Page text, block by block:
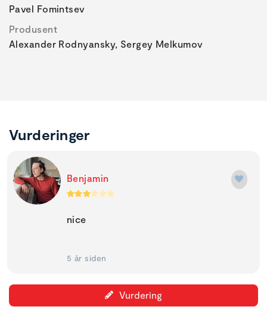
Pavel Fomintsev
Produsent
Alexander Rodnyansky, Sergey Melkumov
Vurderinger
Benjamin
nice
5 år siden
Vurdering